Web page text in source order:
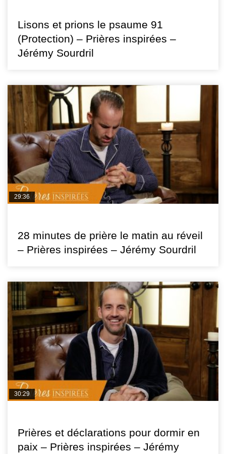
Lisons et prions le psaume 91
(Protection) – Prières inspirées –
Jérémy Sourdril
29:36
28 minutes de prière le matin au réveil
– Prières inspirées – Jérémy Sourdril
30:29
Prières et déclarations pour dormir en
paix – Prières inspirées – Jérémy